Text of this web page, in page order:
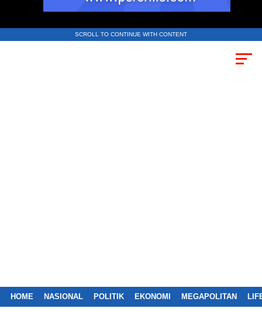
SCROLL TO CONTINUE WITH CONTENT
HOME NASIONAL POLITIK EKONOMI MEGAPOLITAN